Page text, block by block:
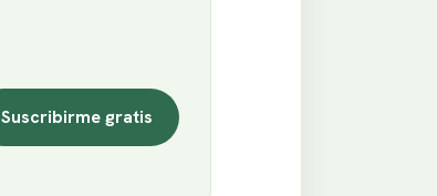
Suscribirme gratis